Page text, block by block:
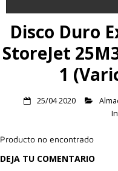
Inicio
Alimentación
Disco Duro
StoreJet
1
25/04 2020
Producto no encontrado
DEJA TU COMENTARIO